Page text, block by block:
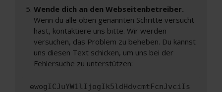
Wende dich an den Webseitenbetreiber.
Wenn du alle oben genannten Schritte versucht
hast, kontaktiere uns bitte. Wir werden
versuchen, das Problem zu beheben. Du kannst
uns diesen Text schicken, um uns bei der
Fehlersuche zu unterstützen:
ewogICJuYW1lIjogIk5ldHdvcmtFcnJvciIs